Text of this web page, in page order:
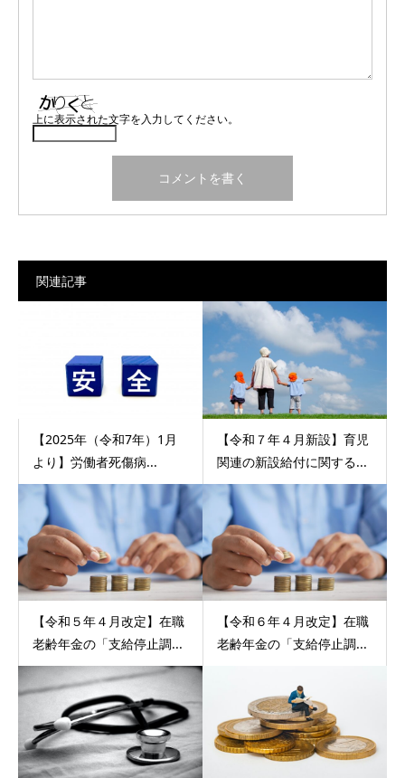
上に表示された文字を入力してください。
関連記事
【2025年（令和7年）1月
より】労働者死傷病...
【令和７年４月新設】育児
関連の新設給付に関する...
【令和５年４月改定】在職
老齢年金の「支給停止調...
【令和６年４月改定】在職
老齢年金の「支給停止調...